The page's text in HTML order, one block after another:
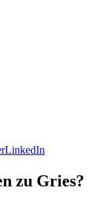
LinkedIn
zu Gries?